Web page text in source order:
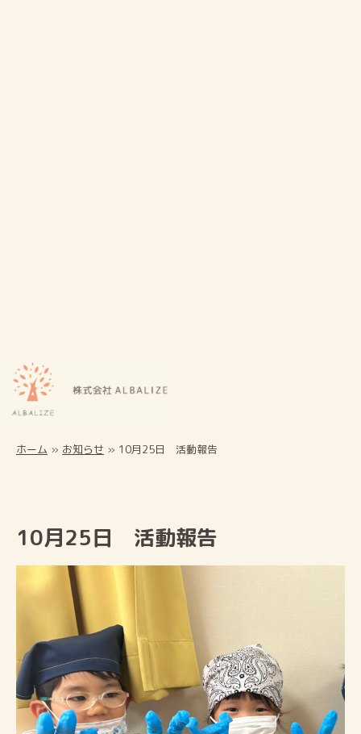
ホーム » お知らせ » 10月25日 活動報告
10月25日 活動報告